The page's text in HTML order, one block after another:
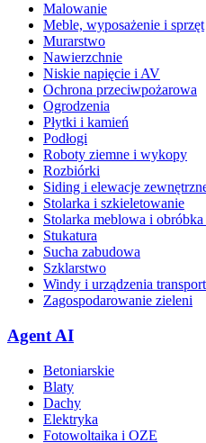
Malowanie
Meble, wyposażenie i sprzęt
Murarstwo
Nawierzchnie
Niskie napięcie i AV
Ochrona przeciwpożarowa
Ogrodzenia
Płytki i kamień
Podłogi
Roboty ziemne i wykopy
Rozbiórki
Siding i elewacje
Stolarka i szkieletowanie
Stolarka meblowa i obróbka
Stukatura
Sucha zabudowa
Szklarstwo
Windy i urządzenia
Zagospodarowanie zieleni
Agent AI
Betoniarskie
Blaty
Dachy
Elektryka
Fotowoltaika i OZE